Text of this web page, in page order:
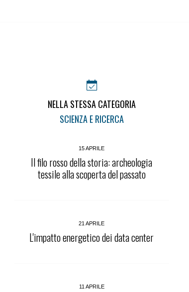
NELLA STESSA CATEGORIA
SCIENZA E RICERCA
15 APRILE
Il filo rosso della storia: archeologia
tessile alla scoperta del passato
21 APRILE
L'impatto energetico dei data center
11 APRILE